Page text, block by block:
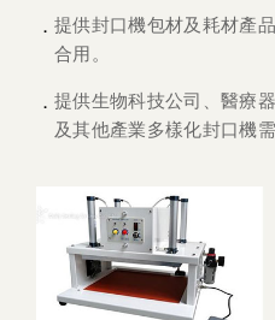
提供封口機包材及耗材產
合用。
提供生物科技公司、醫療
及其他產業多樣化封口機需